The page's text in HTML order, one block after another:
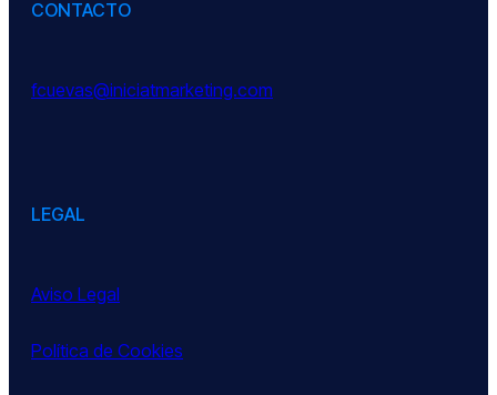
CONTACTO
fcuevas@iniciatmarketing.com
LEGAL
Aviso Legal
Política de Cookies